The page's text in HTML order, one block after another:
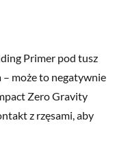
Primer pod tusz
może to negatywnie
Zero Gravity
z rzęsami, aby